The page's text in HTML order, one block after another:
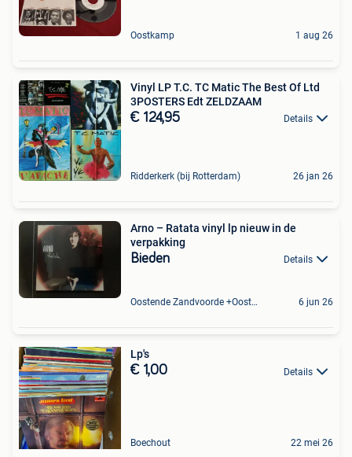
Oostkamp 1 aug 26
Vinyl LP T.C. TC Matic The Best Of Ltd
3POSTERS Edt ZELDZAAM
€ 124,95 Details
Ridderkerk (bij Rotterdam) 26 jan 26
Arno – Ratata vinyl lp nieuw in de
verpakking
Bieden Details
Oostende Zandvoorde +Oostende 6 jun 26
Lp's
€ 1,00 Details
Boechout 22 mei 26